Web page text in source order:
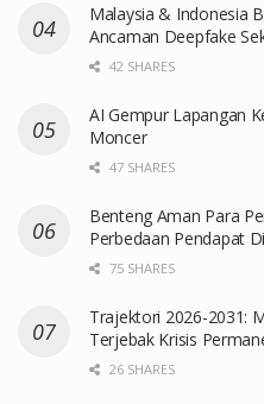
Malaysia & Indonesia
Ancaman Deepfake
42 SHARES
AI Gempur Lapangan
Moncer
47 SHARES
Benteng Aman Para
Perbedaan Pendapat
75 SHARES
Trajektori 2026-2031:
Terjebak Krisis
26 SHARES